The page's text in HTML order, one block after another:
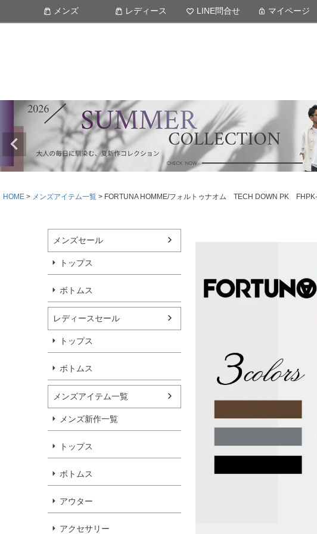
メンズ レディース LINE問合せ マイページ
HOME メンズアイテム一覧 FORTUNA HOMME/フォルトゥナオム TECH DOWN PK
メンズセール
トップス
ボトムス
レディースセール
トップス
ボトムス
メンズアイテム一覧
メンズ新作一覧
トップス
ボトムス
アウター
アクセサリー